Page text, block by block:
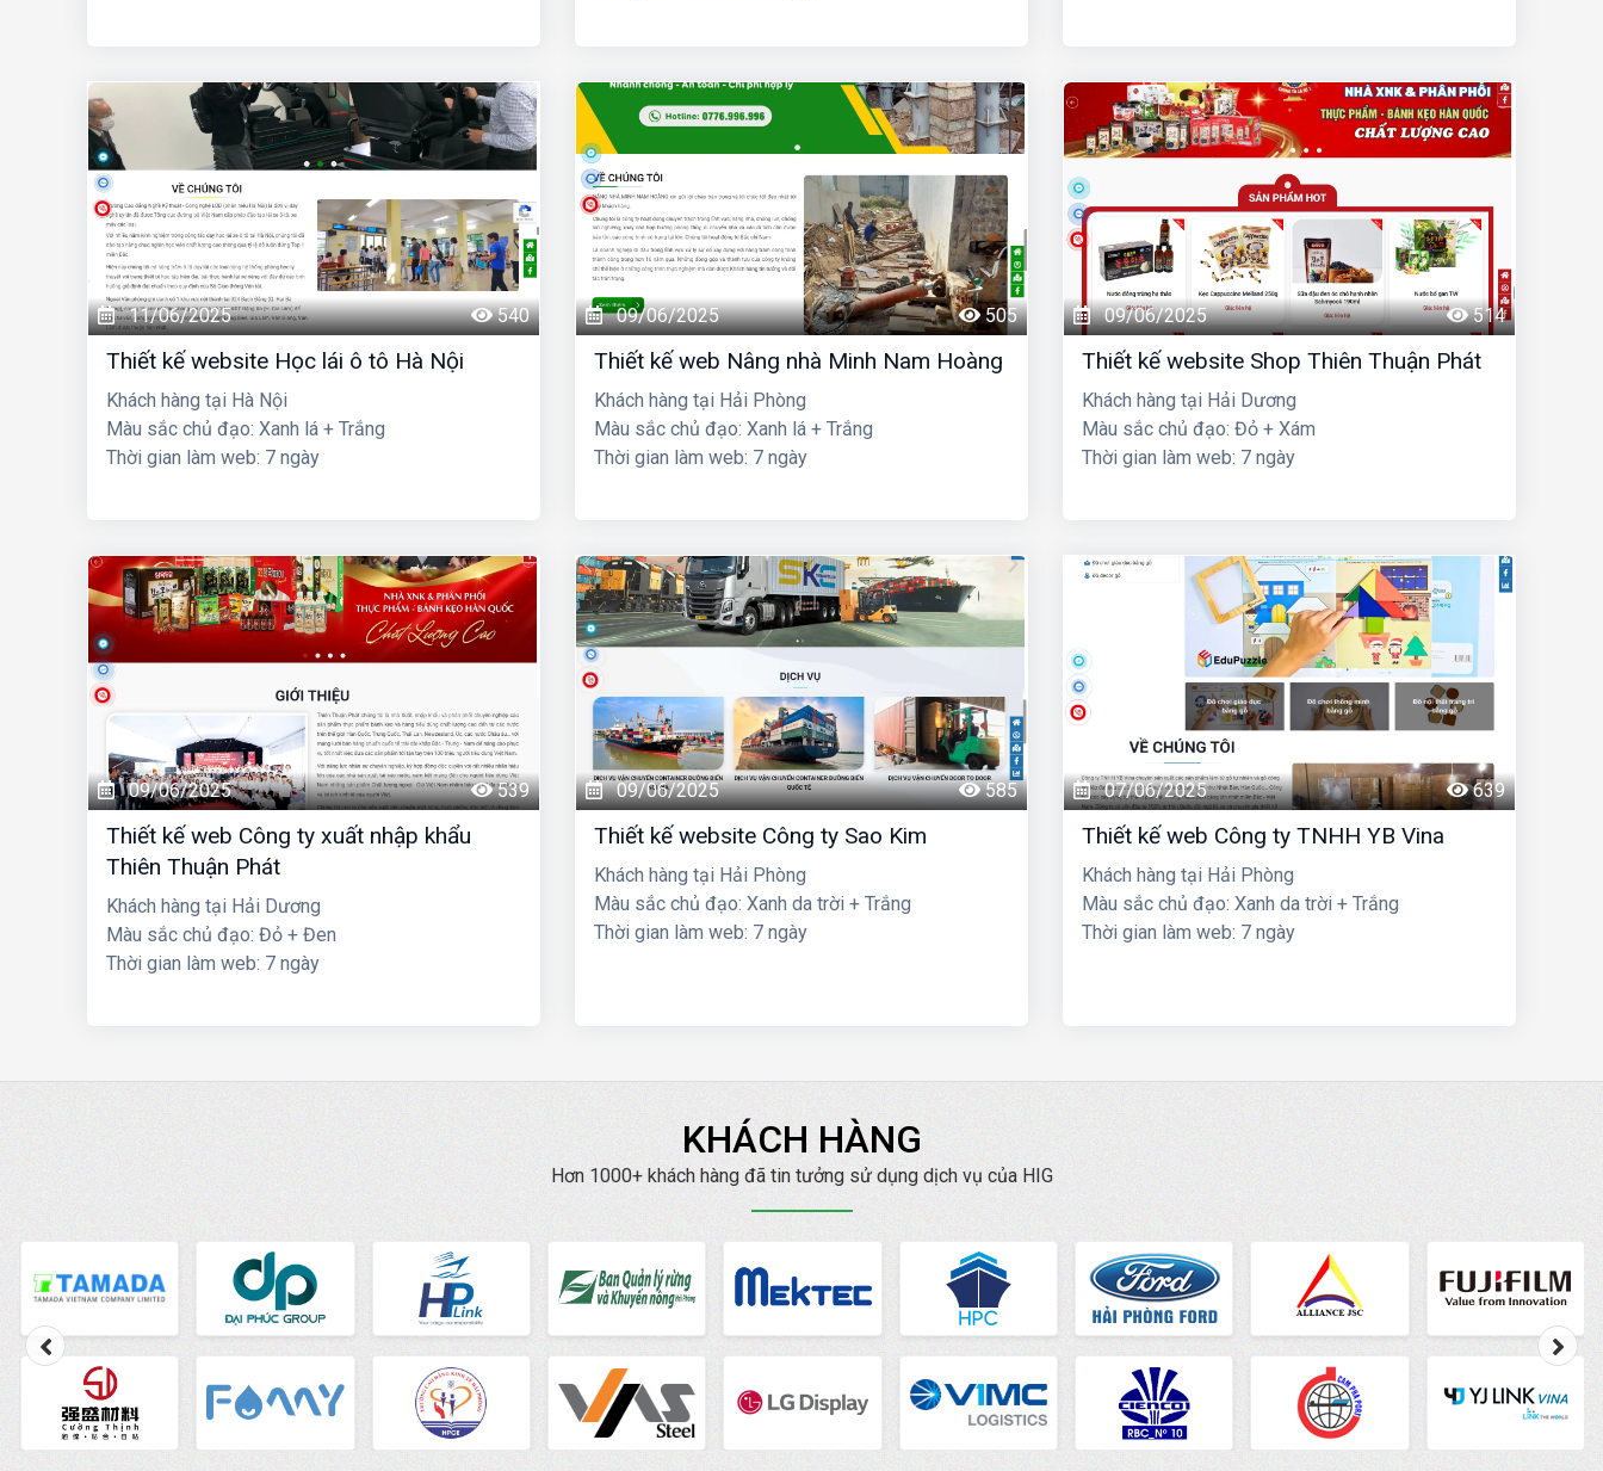
11/06/2025 540
Thiết kế website Học lái ô tô Hà Nội
Khách hàng tại Hà Nội
Màu sắc chủ đạo: Xanh lá + Trắng
Thời gian làm web: 7 ngày
09/06/2025 505
Thiết kế web Nâng nhà Minh Nam Hoàng
Khách hàng tại Hải Phòng
Màu sắc chủ đạo: Xanh lá + Trắng
Thời gian làm web: 7 ngày
09/06/2025 514
Thiết kế website Shop Thiên Thuận Phát
Khách hàng tại Hải Dương
Màu sắc chủ đạo: Đỏ + Xám
Thời gian làm web: 7 ngày
09/06/2025 539
Thiết kế web Công ty xuất nhập khẩu
Thiên Thuận Phát
Khách hàng tại Hải Dương
Màu sắc chủ đạo: Đỏ + Đen
Thời gian làm web: 7 ngày
09/06/2025 585
Thiết kế website Công ty Sao Kim
Khách hàng tại Hải Phòng
Màu sắc chủ đạo: Xanh da trời + Trắng
Thời gian làm web: 7 ngày
07/06/2025 639
Thiết kế web Công ty TNHH YB Vina
Khách hàng tại Hải Phòng
Màu sắc chủ đạo: Xanh da trời + Trắng
Thời gian làm web: 7 ngày
KHÁCH HÀNG
Hơn 1000+ khách hàng đã tin tưởng sử dụng dịch vụ của HIG